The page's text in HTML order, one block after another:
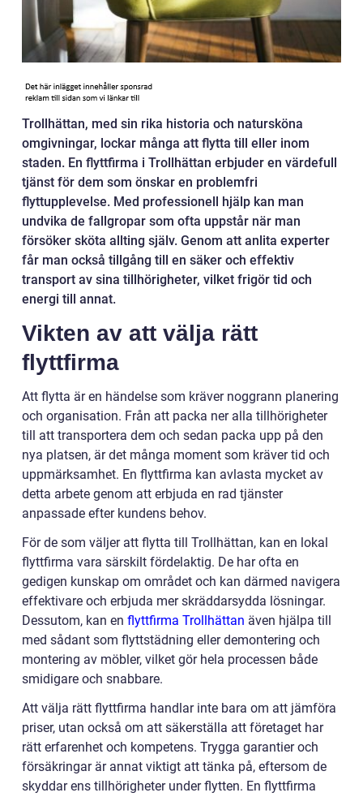
Trollhättan, med sin rika historia och natursköna
omgivningar, lockar många att flytta till eller inom
staden. En flyttfirma i Trollhättan erbjuder en värdefull
tjänst för dem som önskar en problemfri
flyttupplevelse. Med professionell hjälp kan man
undvika de fallgropar som ofta uppstår när man
försöker sköta allting själv. Genom att anlita experter
får man också tillgång till en säker och effektiv
transport av sina tillhörigheter, vilket frigör tid och
energi till annat.
Vikten av att välja rätt
flyttfirma
Att flytta är en händelse som kräver noggrann planering
och organisation. Från att packa ner alla tillhörigheter
till att transportera dem och sedan packa upp på den
nya platsen, är det många moment som kräver tid och
uppmärksamhet. En flyttfirma kan avlasta mycket av
detta arbete genom att erbjuda en rad tjänster
anpassade efter kundens behov.
För de som väljer att flytta till Trollhättan, kan en lokal
flyttfirma vara särskilt fördelaktig. De har ofta en
gedigen kunskap om området och kan därmed navigera
effektivare och erbjuda mer skräddarsydda lösningar.
Dessutom, kan en flyttfirma Trollhättan även hjälpa till
med sådant som flyttstädning eller demontering och
montering av möbler, vilket gör hela processen både
smidigare och snabbare.
Att välja rätt flyttfirma handlar inte bara om att jämföra
priser, utan också om att säkerställa att företaget har
rätt erfarenhet och kompetens. Trygga garantier och
försäkringar är annat viktigt att tänka på, eftersom de
skyddar ens tillhörigheter under flytten. En flyttfirma